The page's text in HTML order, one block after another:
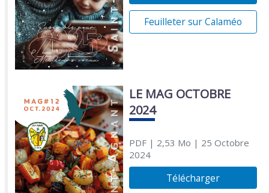
Feuilleter sur Calaméo
LE MAG OCTOBRE
2024
PDF| 2,53 Mo | 25 Octobre
2024
Télécharger